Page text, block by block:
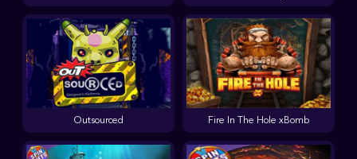
Outsourced Fire In The Hole xBomb